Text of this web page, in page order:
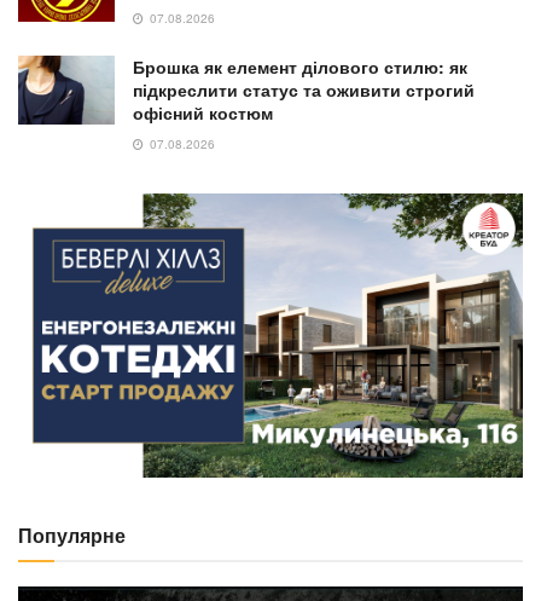
07.08.2026
Брошка як елемент ділового стилю: як
підкреслити статус та оживити строгий
офісний костюм
07.08.2026
Популярне